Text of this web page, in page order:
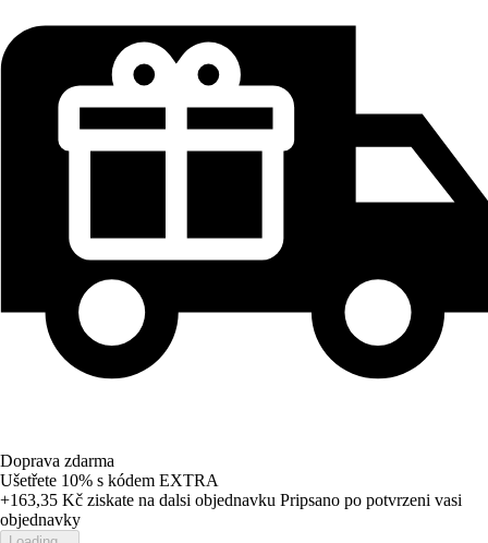
Doprava zdarma
Ušetřete 10% s kódem EXTRA
+163,35 Kč ziskate na dalsi objednavku Pripsano po potvrzeni vasi
objednavky